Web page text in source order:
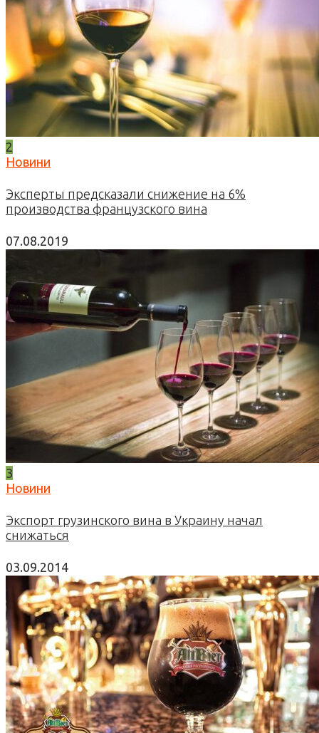
2
Новини
Эксперты предсказали снижение на 6%
производства французского вина
07.08.2019
3
Новини
Экспорт грузинского вина в Украину начал
снижаться
03.09.2014